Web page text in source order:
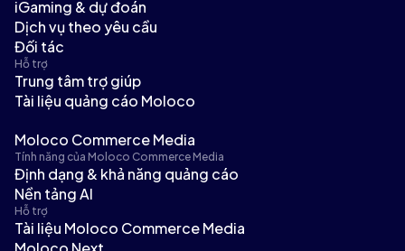
iGaming & dự đoán
Dịch vụ theo yêu cầu
Đối tác
Hỗ trợ
Trung tâm trợ giúp
Tài liệu quảng cáo Moloco
Moloco Commerce Media
Tính năng của Moloco Commerce Media
Định dạng & khả năng quảng cáo
Nền tảng AI
Hỗ trợ
Tài liệu Moloco Commerce Media